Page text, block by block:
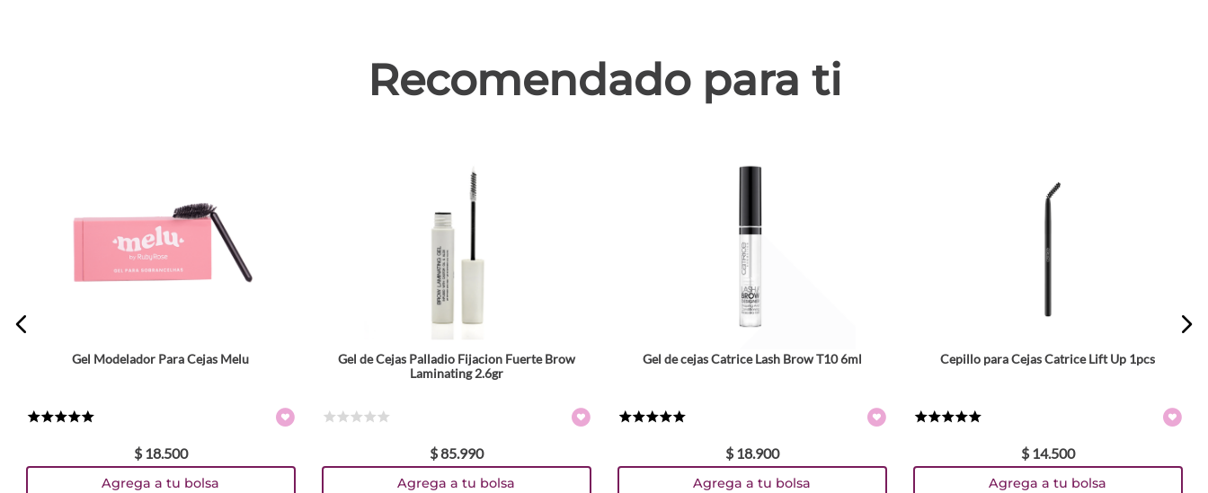
Recomendado para ti
Gel Modelador Para Cejas Melu
$ 18.500
Agrega a tu bolsa
Gel de Cejas Palladio Fijacion Fuerte Brow
Laminating 2.6gr
$85.990
Agrega a tu bolsa
Gel de cejas Catrice Lash Brow T10 6ml
$ 18.900
Agrega a tu bolsa
Cepillo para Cejas Catrice Lift Up 1pcs
$ 14.500
Agrega a tu bolsa